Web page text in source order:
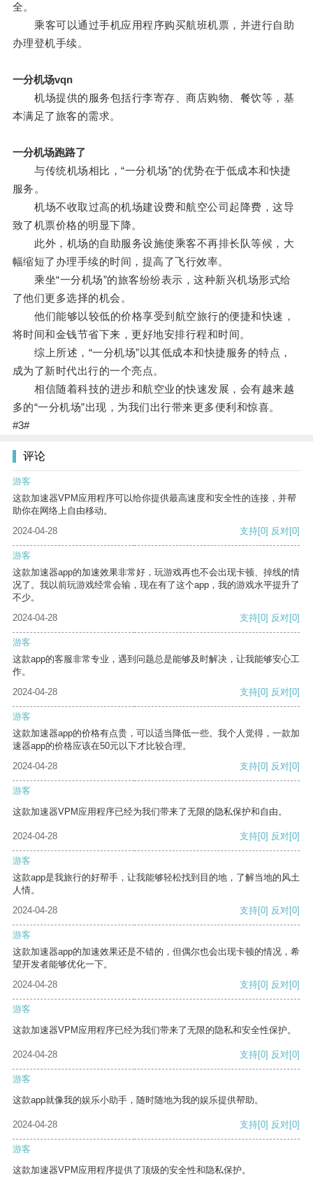
全。
乘客可以通过手机应用程序购买航班机票，并进行自助
办理登机手续。
一分机场vqn
机场提供的服务包括行李寄存、商店购物、餐饮等，基
本满足了旅客的需求。
一分机场跑路了
与传统机场相比，“一分机场”的优势在于低成本和快捷
服务。
机场不收取过高的机场建设费和航空公司起降费，这导
致了机票价格的明显下降。
此外，机场的自助服务设施使乘客不再排长队等候，大
幅缩短了办理手续的时间，提高了飞行效率。
乘坐“一分机场”的旅客纷纷表示，这种新兴机场形式给
了他们更多选择的机会。
他们能够以较低的价格享受到航空旅行的便捷和快速，
将时间和金钱节省下来，更好地安排行程和时间。
综上所述，“一分机场”以其低成本和快捷服务的特点，
成为了新时代出行的一个亮点。
相信随着科技的进步和航空业的快速发展，会有越来越
多的“一分机场”出现，为我们出行带来更多便利和惊喜。
#3#
评论
游客
这款加速器VPM应用程序可以给你提供最高速度和安全性的连接，并帮
助你在网络上自由移动。
2024-04-28
支持[0] 反对[0]
游客
这款加速器app的加速效果非常好，玩游戏再也不会出现卡顿、掉线的情
况了。我以前玩游戏经常会输，现在有了这个app，我的游戏水平提升了
不少。
2024-04-28
支持[0] 反对[0]
游客
这款app的客服非常专业，遇到问题总是能够及时解决，让我能够安心工
作。
2024-04-28
支持[0] 反对[0]
游客
这款加速器app的价格有点贵，可以适当降低一些。我个人觉得，一款加
速器app的价格应该在50元以下才比较合理。
2024-04-28
支持[0] 反对[0]
游客
这款加速器VPM应用程序已经为我们带来了无限的隐私保护和自由。
2024-04-28 支持[0] 反对[0]
游客
这款app是我旅行的好帮手，让我能够轻松找到目的地，了解当地的风土
人情。
2024-04-28
支持[0] 反对[0]
游客
这款加速器app的加速效果还是不错的，但偶尔也会出现卡顿的情况，希
望开发者能够优化一下。
2024-04-28
支持[0] 反对[0]
游客
这款加速器VPM应用程序已经为我们带来了无限的隐私和安全性保护。
2024-04-28 支持[0] 反对[0]
游客
这款app就像我的娱乐小助手，随时随地为我的娱乐提供帮助。
2024-04-28 支持[0] 反对[0]
游客
这款加速器VPM应用程序提供了顶级的安全性和隐私保护。